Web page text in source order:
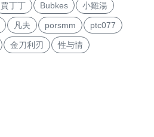
賈丁丁 Bubkes 小雞湯
凡夫 porsmm ptc077
金刀利刃 性与情